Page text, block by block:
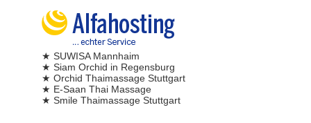
★ SUWISA Mannhaim
★ Siam Orchid in Regensburg
★ Orchid Thaimassage Stuttgart
★ E-Saan Thai Massage
★ Smile Thaimassage Stuttgart